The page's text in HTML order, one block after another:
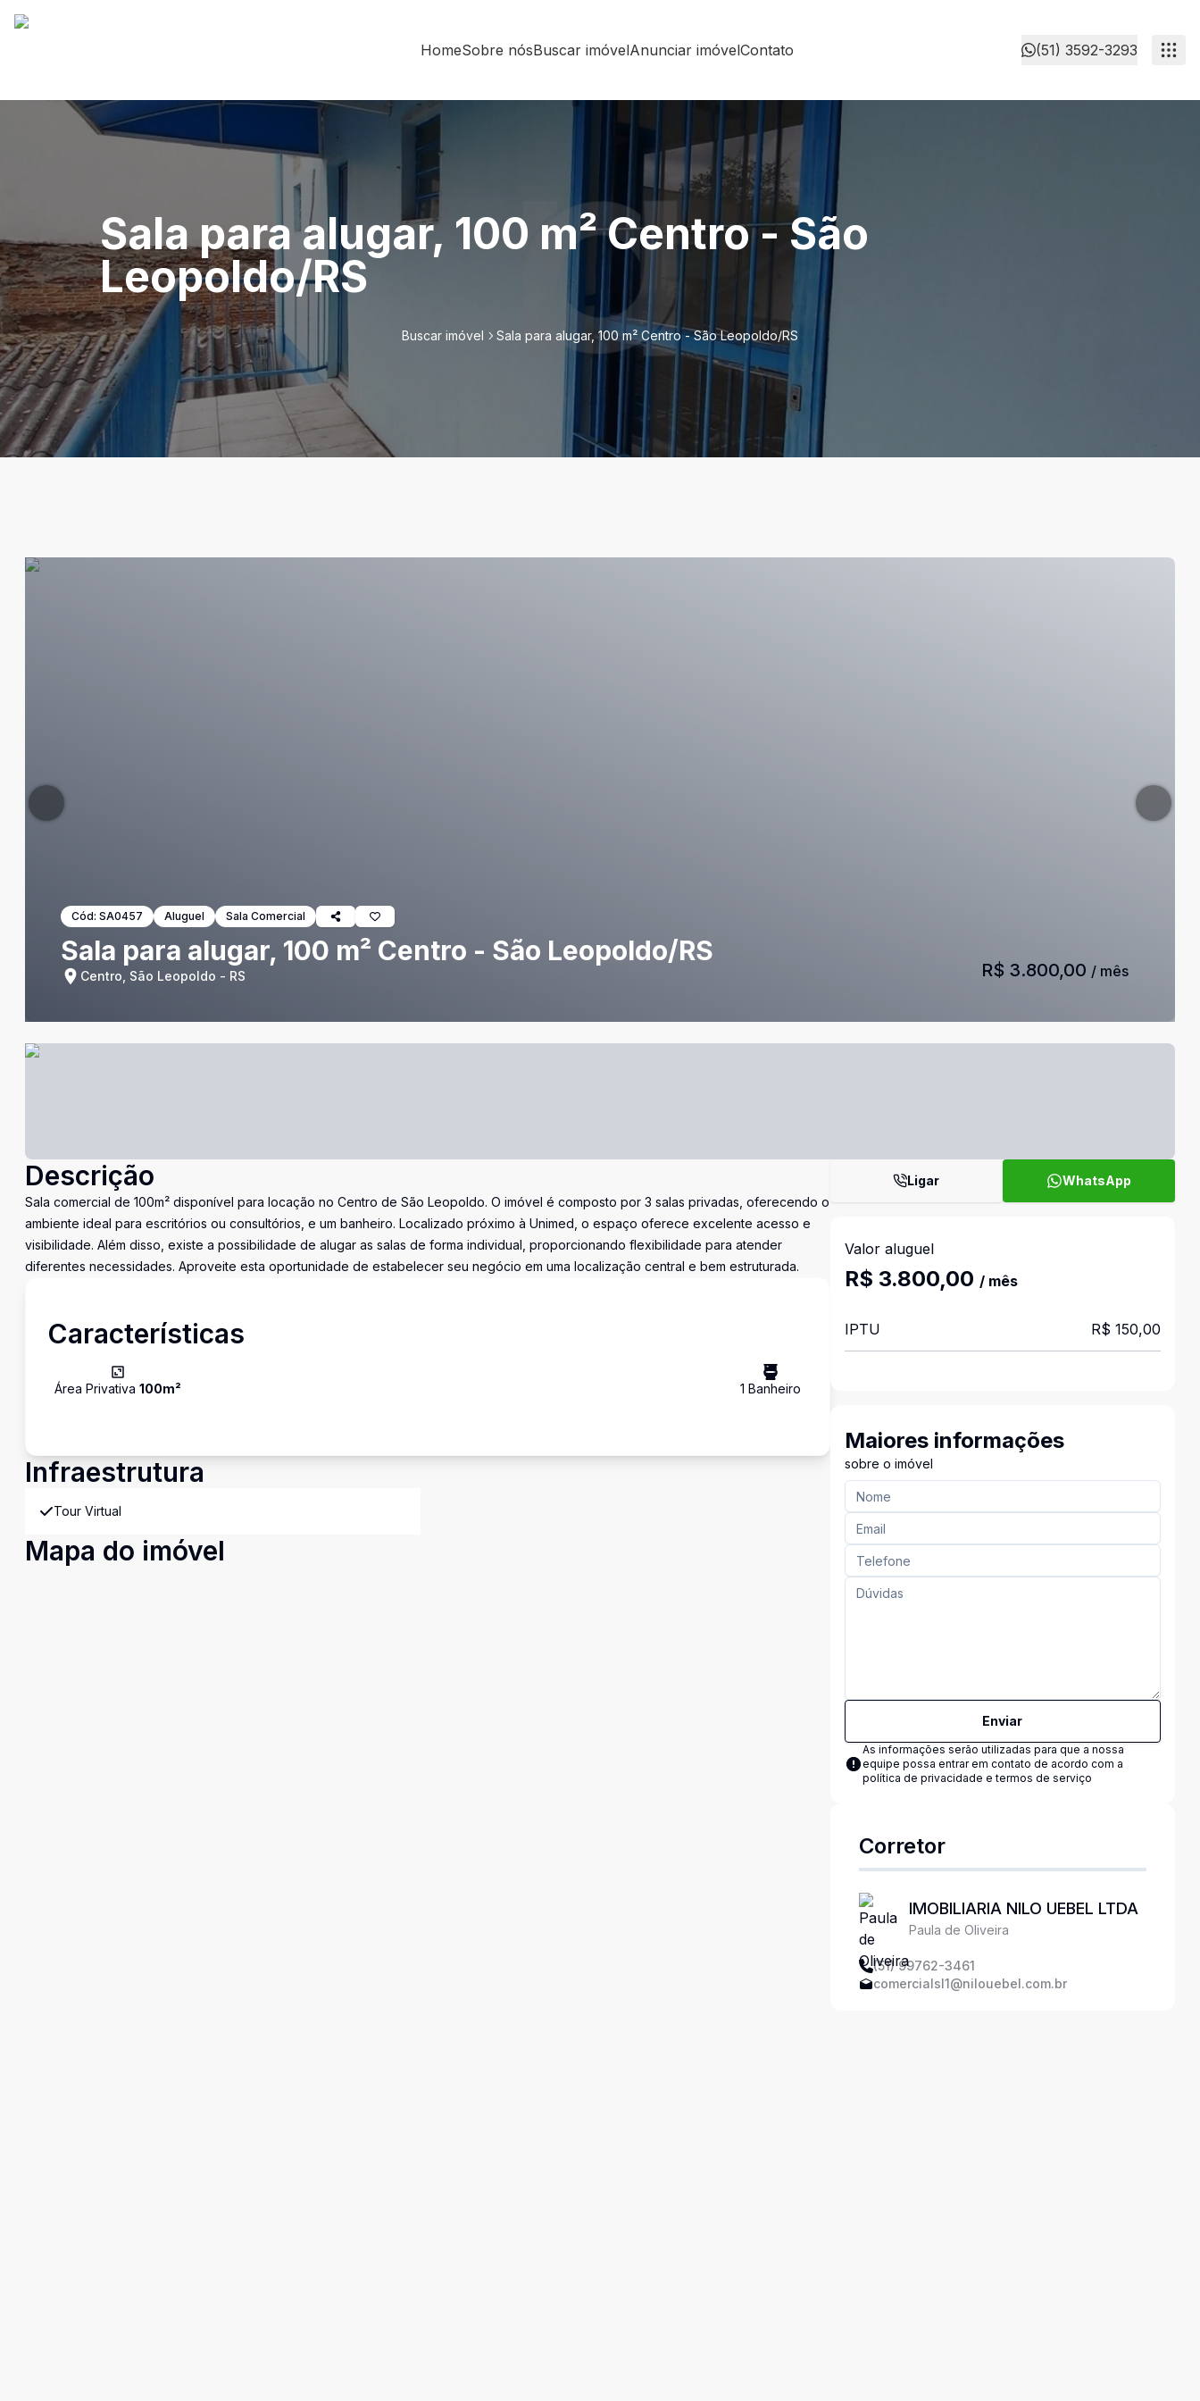
HomeSobre nósBuscar imóvelAnunciar imóvelContato (51) 3592-3293
Sala para alugar, 100 m² Centro - São
Leopoldo/RS
Buscar imóvel Sala para alugar, 100 m² Centro - São Leopoldo/RS
Cód: SA0457 Aluguel Sala Comercial
Sala para alugar, 100 m² Centro - São Leopoldo/RS
Centro, São Leopoldo - RS R$ 3.800,00 / mês
Descrição
Sala comercial de 100m² disponível para locação no Centro de São Leopoldo. O imóvel é composto por 3 salas privadas, oferecendo o
ambiente ideal para escritórios ou consultórios, e um banheiro. Localizado próximo à Unimed, o espaço oferece excelente acesso e
visibilidade. Além disso, existe a possibilidade de alugar as salas de forma individual, proporcionando flexibilidade para atender
diferentes necessidades. Aproveite esta oportunidade de estabelecer seu negócio em uma localização central e bem estruturada.
Características
Área Privativa 100m² 1 Banheiro
Infraestrutura
Tour Virtual
Mapa do imóvel
Ligar WhatsApp
Valor aluguel
R$ 3.800,00 / mês
IPTU R$ 150,00
Maiores informações
sobre o imóvel
Enviar
As informações serão utilizadas para que a nossa
equipe possa entrar em contato de acordo com a
política de privacidade e termos de serviço
Corretor
IMOBILIARIA NILO UEBEL LTDA
Paula de Oliveira
(51) 99762-3461
comercialsl1@nilouebel.com.br